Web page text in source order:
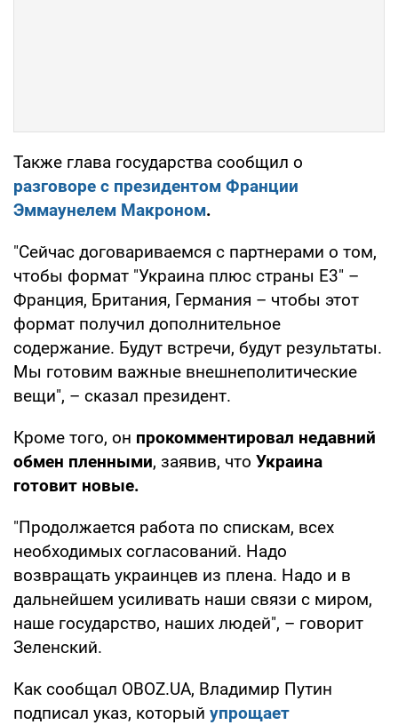
Также глава государства сообщил о
разговоре с президентом Франции
Эммаунелем Макроном.
"Сейчас договариваемся с партнерами о том,
чтобы формат "Украина плюс страны Е3" –
Франция, Британия, Германия – чтобы этот
формат получил дополнительное
содержание. Будут встречи, будут результаты.
Мы готовим важные внешнеполитические
вещи", – сказал президент.
Кроме того, он прокомментировал недавний
обмен пленными, заявив, что Украина
готовит новые.
"Продолжается работа по спискам, всех
необходимых согласований. Надо
возвращать украинцев из плена. Надо и в
дальнейшем усиливать наши связи с миром,
наше государство, наших людей", – говорит
Зеленский.
Как сообщал OBOZ.UA, Владимир Путин
подписал указ, который упрощает